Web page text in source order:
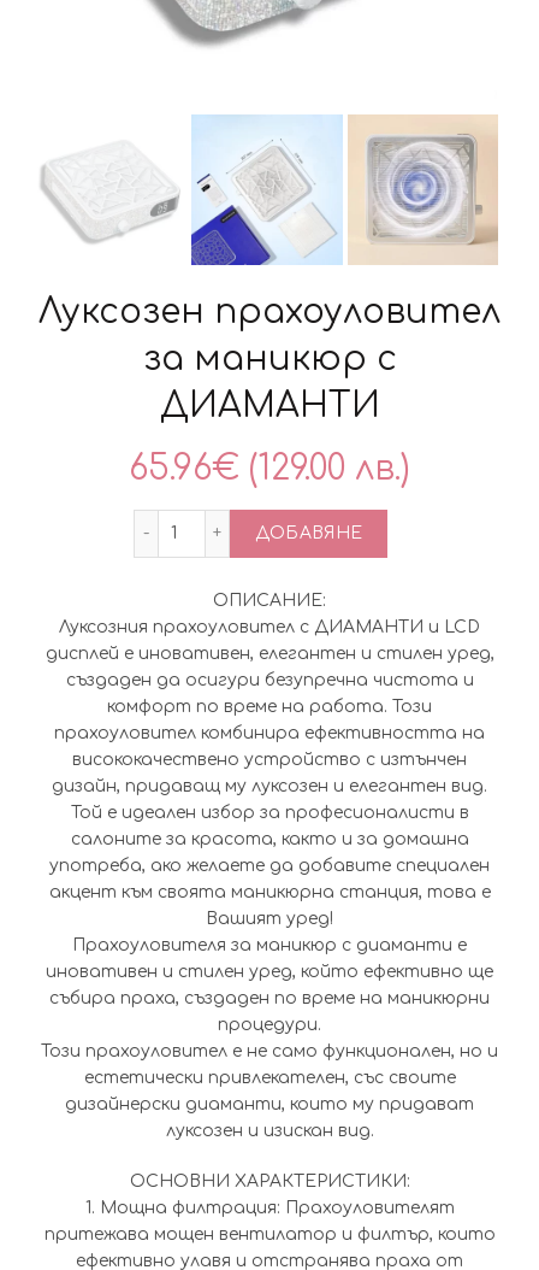
Луксозен прахоуловител
за маникюр с
ДИАМАНТИ
65.96€ (129.00 лв.)
количество за Луксозен
ДОБАВЯНЕ
ОПИСАНИЕ:
Луксозния прахоуловител с ДИАМАНТИ и LCD
дисплей е иновативен, елегантен и стилен уред,
създаден да осигури безупречна чистота и
комфорт по време на работа. Този
прахоуловител комбинира ефективността на
висококачествено устройство с изтънчен
дизайн, придаващ му луксозен и елегантен вид.
Той е идеален избор за професионалисти в
салоните за красота, както и за домашна
употреба, ако желаете да добавите специален
акцент към своята маникюрна станция, това е
Вашият уред!
Прахоуловителя за маникюр с диаманти е
иновативен и стилен уред, който ефективно ще
събира праха, създаден по време на маникюрни
процедури.
Този прахоуловител е не само функционален, но и
естетически привлекателен, със своите
дизайнерски диаманти, които му придават
луксозен и изискан вид.
ОСНОВНИ ХАРАКТЕРИСТИКИ:
1. Мощна филтрация: Прахоуловителят
притежава мощен вентилатор и филтър, които
ефективно улавя и отстранява праха от